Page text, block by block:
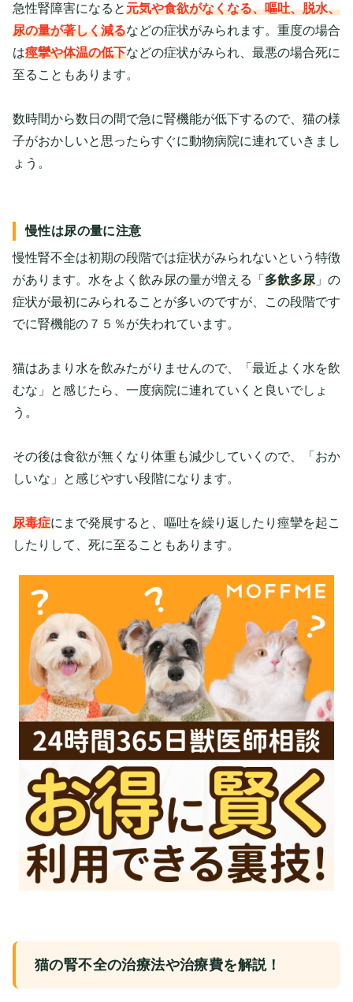
急性腎障害になると元気や食欲がなくなる、嘔吐、脱水、
尿の量が著しく減るなどの症状がみられます。重度の場合
は痙攣や体温の低下などの症状がみられ、最悪の場合死に
至ることもあります。
数時間から数日の間で急に腎機能が低下するので、猫の様
子がおかしいと思ったらすぐに動物病院に連れていきまし
ょう。
慢性は尿の量に注意
慢性腎不全は初期の段階では症状がみられないという特徴
があります。水をよく飲み尿の量が増える「 多飲多尿 」の
症状が最初にみられることが多いのですが、この段階です
でに腎機能の７５％が失われています。
猫はあまり水を飲みたがりませんので、「最近よく水を飲
むな」と感じたら、一度病院に連れていくと良いでしょ
う。
その後は食欲が無くなり体重も減少していくので、「おか
しいな」と感じやすい段階になります。
尿毒症にまで発展すると、嘔吐を繰り返したり痙攣を起こ
したりして、死に至ることもあります。
猫の腎不全の治療法や治療費を解説！